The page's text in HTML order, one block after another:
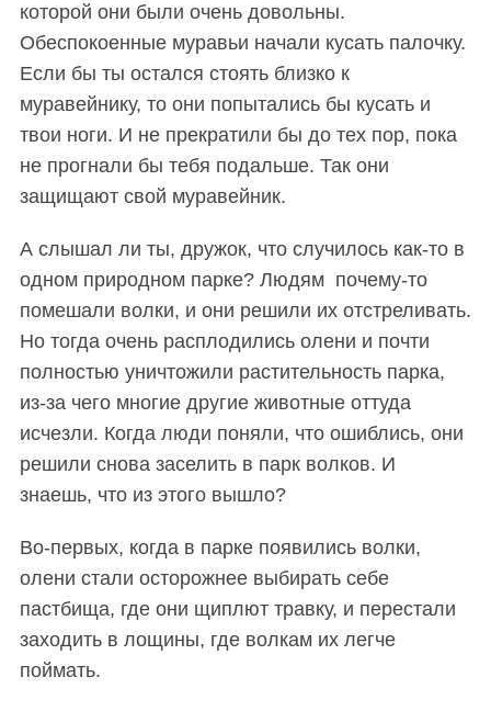
которой они были очень довольны.
Обеспокоенные муравьи начали кусать палочку.
Если бы ты остался стоять близко к
муравейнику, то они попытались бы кусать и
твои ноги. И не прекратили бы до тех пор, пока
не прогнали бы тебя подальше. Так они
защищают свой муравейник.
А слышал ли ты, дружок, что случилось как-то в
одном природном парке? Людям почему-то
помешали волки, и они решили их отстреливать.
Но тогда очень расплодились олени и почти
полностью уничтожили растительность парка,
из-за чего многие другие животные оттуда
исчезли. Когда люди поняли, что ошиблись, они
решили снова заселить в парк волков. И
знаешь, что из этого вышло?
Во-первых, когда в парке появились волки,
олени стали осторожнее выбирать себе
пастбища, где они щиплют травку, и перестали
заходить в лощины, где волкам их легче
поймать.